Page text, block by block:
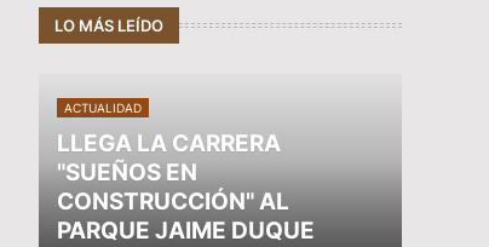
LO MÁS LEÍDO
ACTUALIDAD
LLEGA LA CARRERA
"SUEÑOS EN
CONSTRUCCIÓN" AL
PARQUE JAIME DUQUE